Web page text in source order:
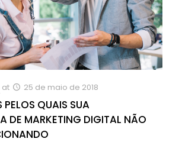
at 25 de maio de 2018
QUAIS SUA
DE MARKETING DIGITAL NÃO